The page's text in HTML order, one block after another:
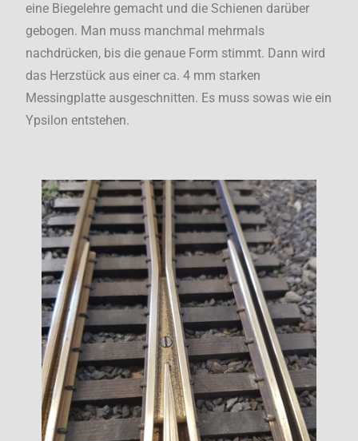
eine Biegelehre gemacht und die Schienen darüber
gebogen. Man muss manchmal mehrmals
nachdrücken, bis die genaue Form stimmt. Dann wird
das Herzstück aus einer ca. 4 mm starken
Messingplatte ausgeschnitten. Es muss sowas wie ein
Ypsilon entstehen.